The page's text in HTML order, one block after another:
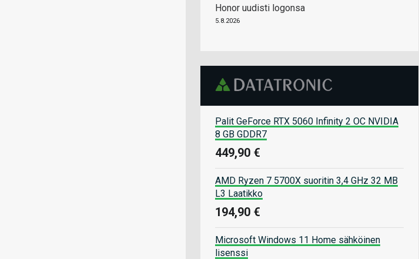
Honor uudisti logonsa
5.8.2026
Palit GeForce RTX 5060 Infinity 2 OC NVIDIA
8 GB GDDR7
449,90 €
AMD Ryzen 7 5700X suoritin 3,4 GHz 32 MB
L3 Laatikko
194,90 €
Microsoft Windows 11 Home sähköinen
lisenssi